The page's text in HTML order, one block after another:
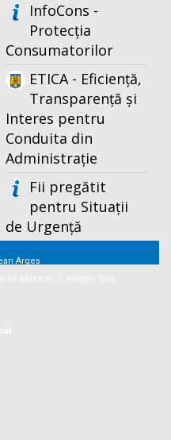
InfoCons -
Protecția
Consumatorilor
ETICA - Eficiență,
Transparență și
Interes pentru
Conduita din
Administrație
Fii pregătit
pentru Situații
de Urgență
Argeș